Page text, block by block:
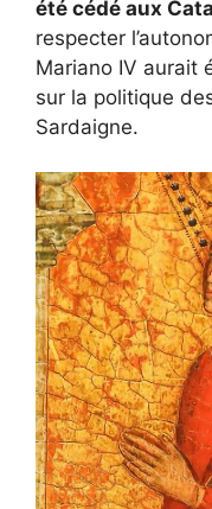
été cédé aux
respecter
Mariano IV aurait
sur la politique
Sardaigne.